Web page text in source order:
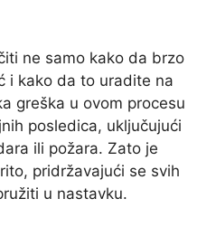
ne samo kako da brzo
i kako da to uradite na
greška u ovom procesu
posledica, uključujući
ili požara. Zato je
pridržavajući se svih
u nastavku.